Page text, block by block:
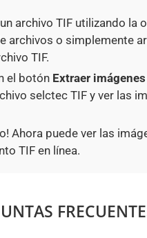
archivo TIF utilizando la
archivos o simplemente
TIF.
el botón Extraer imágenes
selctec TIF y ver las
Ahora puede ver las
TIF en línea.